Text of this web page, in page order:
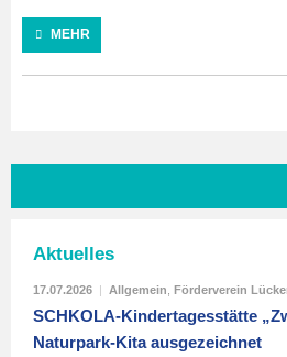
MEHR
Aktuelles
17.07.2026 | Allgemein Förderverein
SCHKOLA-Kindertagesstätte
Naturpark-Kita ausgezeichnet